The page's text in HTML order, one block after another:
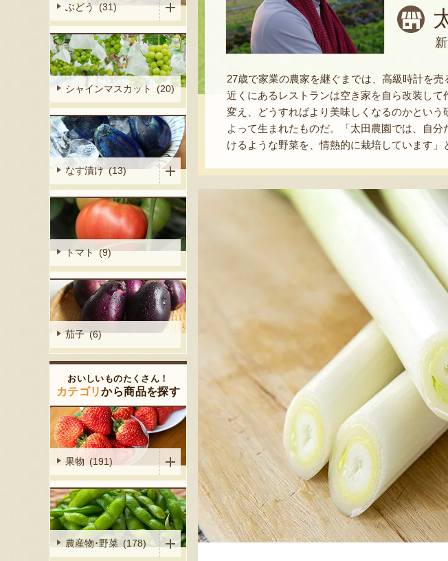
27歳で家業の農家を継ぐまでは、高級時計を
近くにあるレストランは空き家を自ら改装し
変え、どうすればより美味しくなるのかとい
よって生まれたものだ。「太田農園では、自
けるような野菜を、情熱的に栽培しています」
ぶどう (31)
シャインマスカット (20)
なす漬け (13)
トマト (9)
茄子 (6)
おいしいものたくさん！
カテゴリから商品を探す
果物 (191)
農産物･野菜 (178)